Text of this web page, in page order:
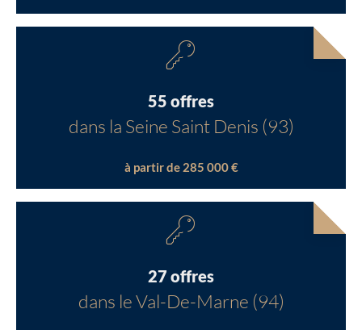
55 offres
dans la Seine Saint Denis (93)
à partir de 285 000 €
27 offres
dans le Val-De-Marne (94)